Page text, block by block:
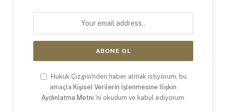
Hukuk Çizgisi'nden haber almak istiyorum, bu
amaçla Kişisel Verilerin İşlenmesine İlişkin
Aydınlatma Metni 'ni okudum ve kabul ediyorum.